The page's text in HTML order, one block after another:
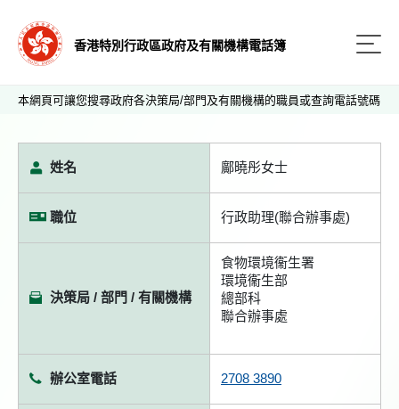
香港特別行政區政府及有關機構電話簿
本網頁可讓您搜尋政府各決策局/部門及有關機構的職員或查詢電話號碼
姓名 鄺曉彤女士
職位 行政助理(聯合辦事處)
決策局 / 部門 / 有關機構
食物環境衞生署
環境衞生部
總部科
聯合辦事處
辦公室電話 2708 3890